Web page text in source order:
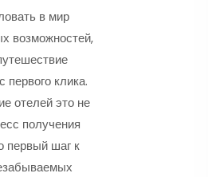
в мир
возможностей,
первого клика.
отелей это не
получения
первый шаг к